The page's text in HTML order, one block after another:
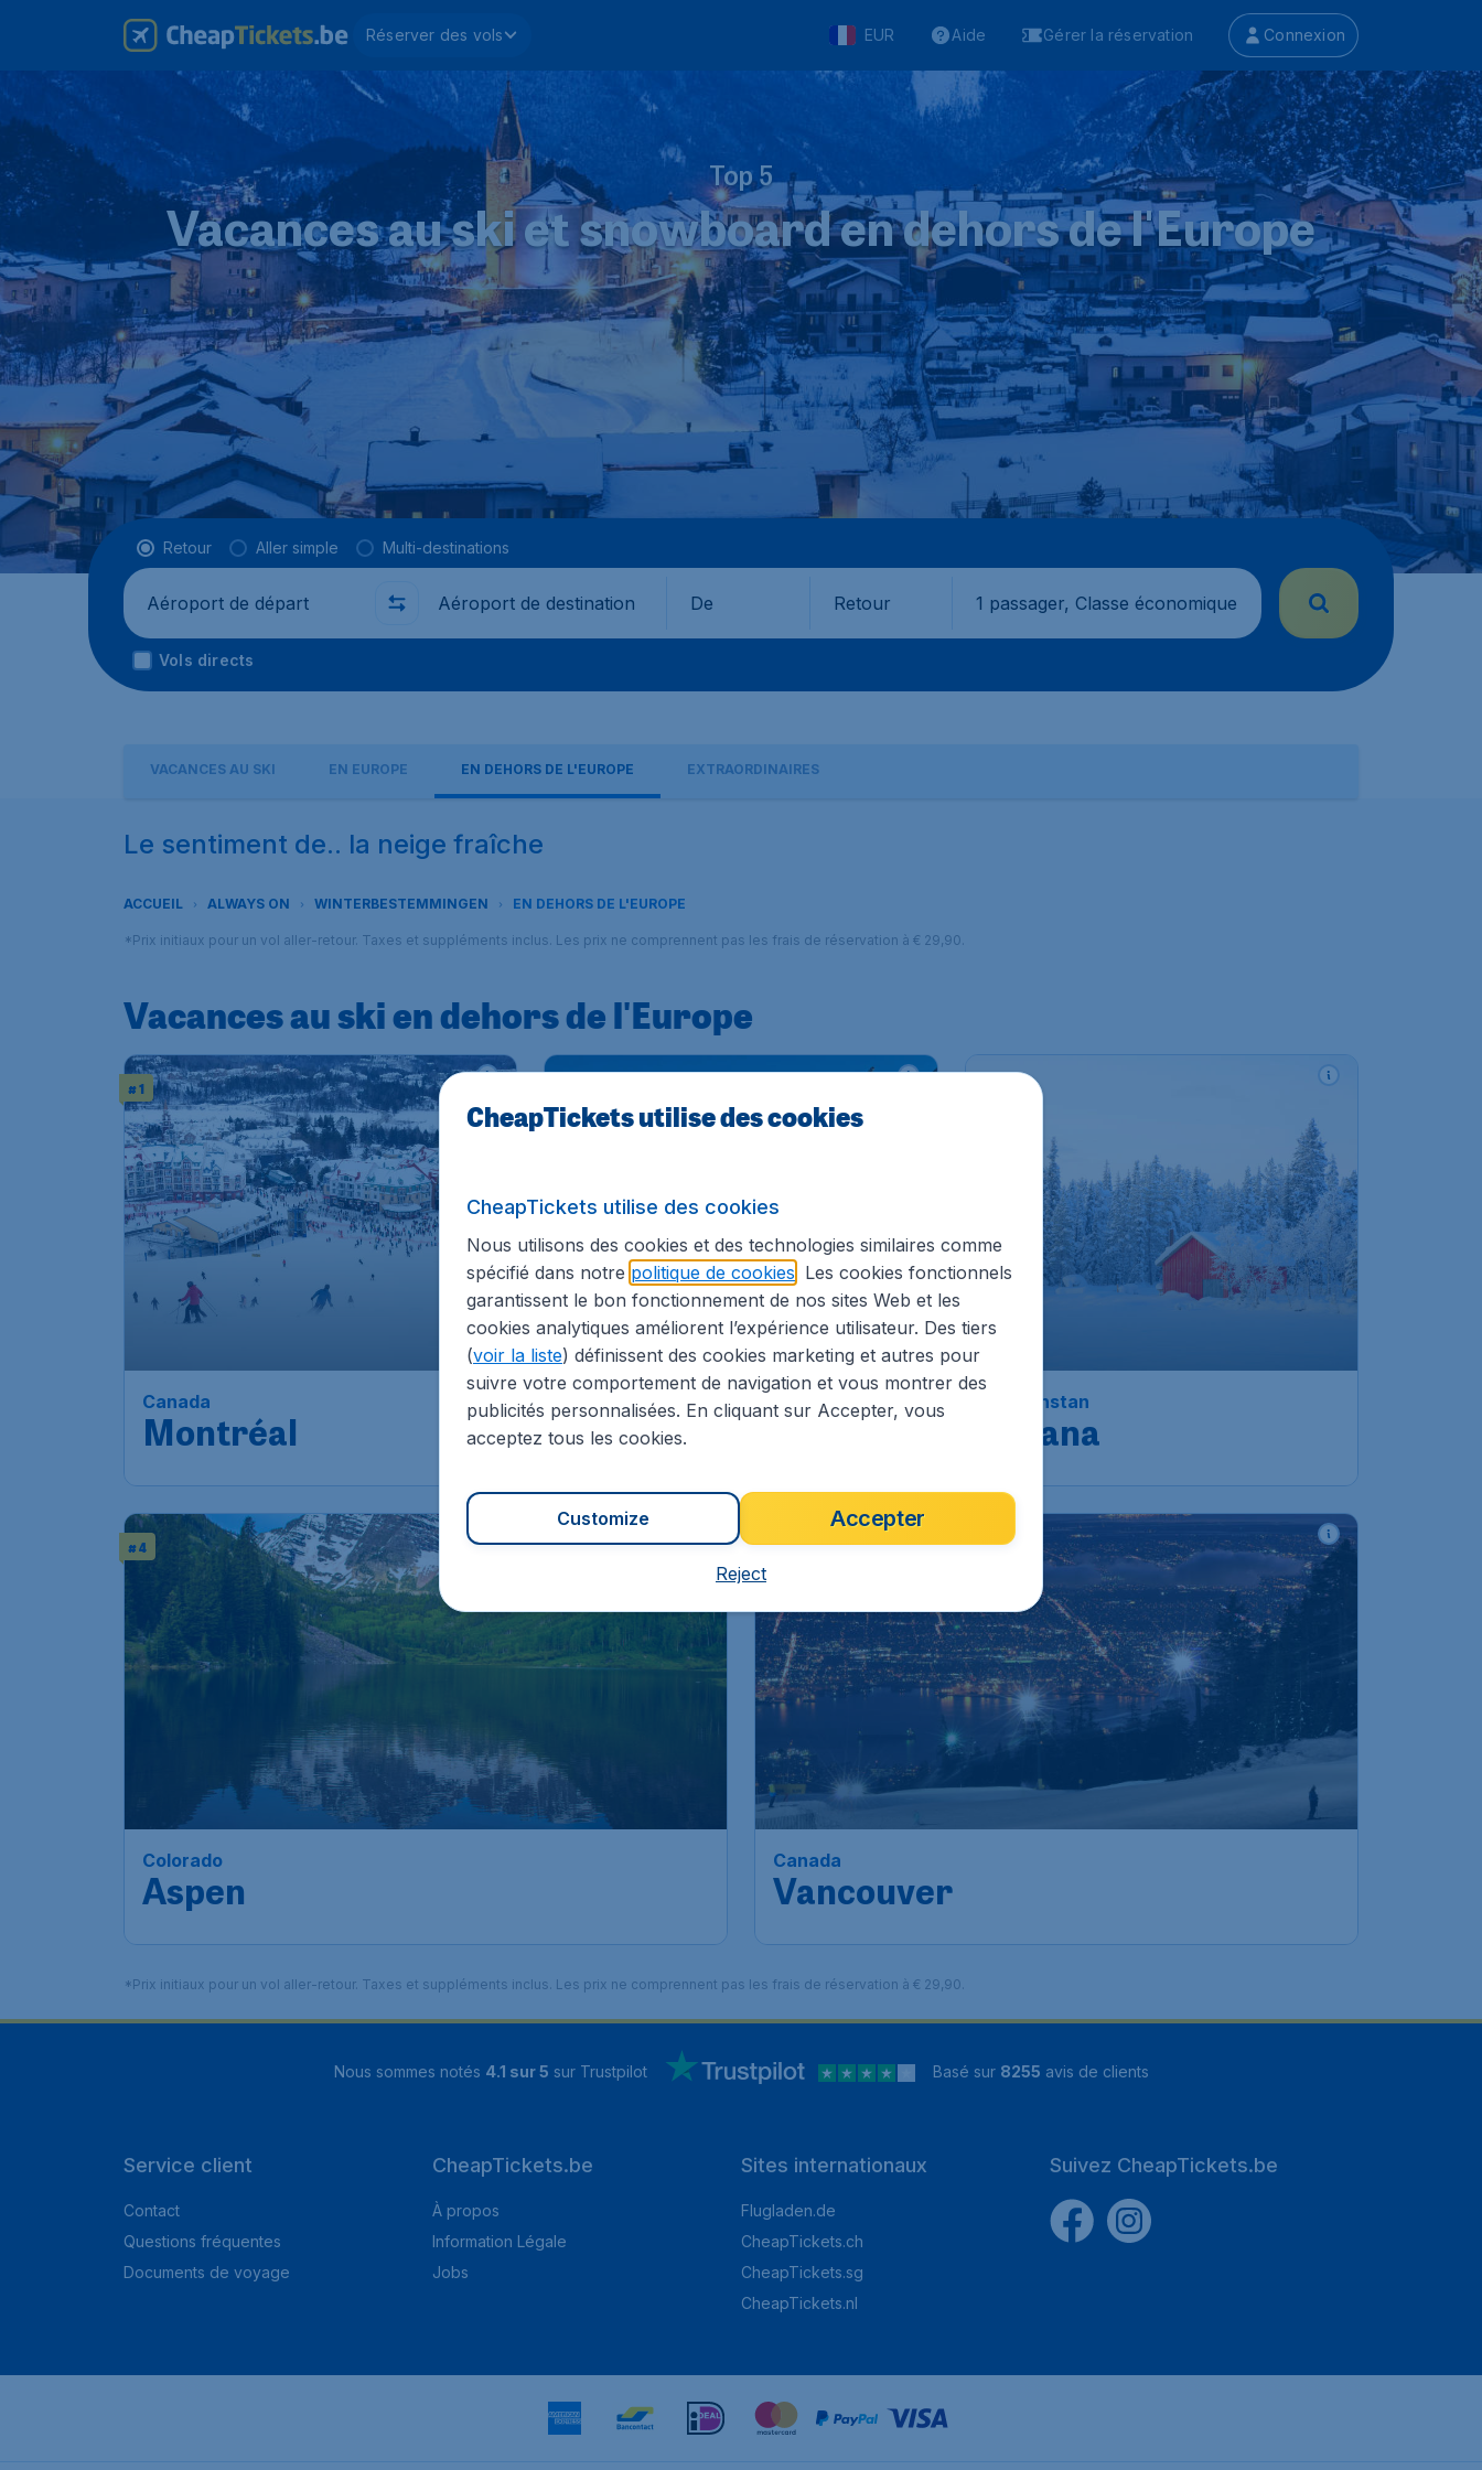
Réserver des vols EUR Aide Gérer la réservation Connexion
Top 5
Vacances au ski et snowboard en dehors de l'Europe
Type de vol
Retour Aller simple Multi-destinations
Départ de Où De Retour 1 passager, Classe économique
Vols directs
VACANCES AU SKI EN EUROPE EN DEHORS DE L'EUROPE EXTRAORDINAIRES
Le sentiment de.. la neige fraîche
ACCUEIL ALWAYS ON WINTERBESTEMMINGEN EN DEHORS DE L'EUROPE
*Prix initiaux pour un vol aller-retour. Taxes et suppléments inclus. Les prix ne comprennent pas les frais de réservation à € 29,90.
Vacances au ski en dehors de l'Europe
# 1
Canada
Montréal
Kazachstan
Almaty
Kazachstan
Astana
# 4
Colorado
Aspen
# 5
Canada
Vancouver
*Prix initiaux pour un vol aller-retour. Taxes et suppléments inclus. Les prix ne comprennent pas les frais de réservation à € 29,90.
Nous sommes notés 4.1 sur 5 sur Trustpilot Basé sur 8255 avis de clients
Service client
Contact
Questions fréquentes
Documents de voyage
CheapTickets.be
À propos
Information Légale
Jobs
Sites internationaux
Flugladen.de
CheapTickets.ch
CheapTickets.sg
CheapTickets.nl
Suivez CheapTickets.be
CheapTickets utilise des cookies
CheapTickets utilise des cookies
Nous utilisons des cookies et des technologies similaires comme
spécifié dans notre politique de cookies . Les cookies fonctionnels
garantissent le bon fonctionnement de nos sites Web et les
cookies analytiques améliorent l’expérience utilisateur. Des tiers
(voir la liste) définissent des cookies marketing et autres pour
suivre votre comportement de navigation et vous montrer des
publicités personnalisées. En cliquant sur Accepter, vous
acceptez tous les cookies.
Accepter
Customize
Reject